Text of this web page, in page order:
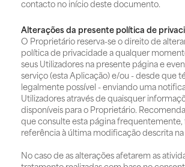
contacto no início deste documento.
Alterações da presente política de
O Proprietário reserva-se o direito de
política de privacidade a qualquer
seus Utilizadores na presente página e
serviço (esta Aplicação) e/ou - desde que
legalmente possível - enviando uma
Utilizadores através de quaisquer
disponíveis para o Proprietário.
que consulte esta página frequentemente,
referência à última modificação descrita
No caso de as alterações afetarem as